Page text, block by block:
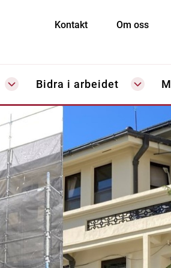
Kontakt Om oss
Bidra i arbeidet